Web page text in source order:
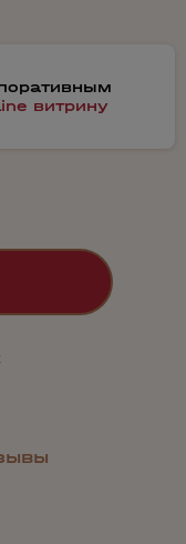
витрину